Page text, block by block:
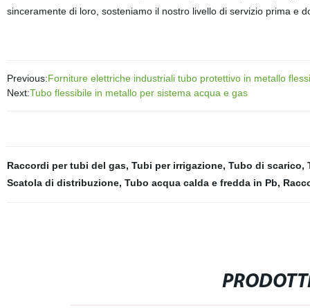
sinceramente di loro, sosteniamo il nostro livello di servizio prima e
Previous:Forniture elettriche industriali tubo protettivo in metallo
Next:Tubo flessibile in metallo per sistema acqua e gas
Raccordi per tubi del gas, Tubi per irrigazione, Tubo di scarico,
Scatola di distribuzione, Tubo acqua calda e fredda in Pb,